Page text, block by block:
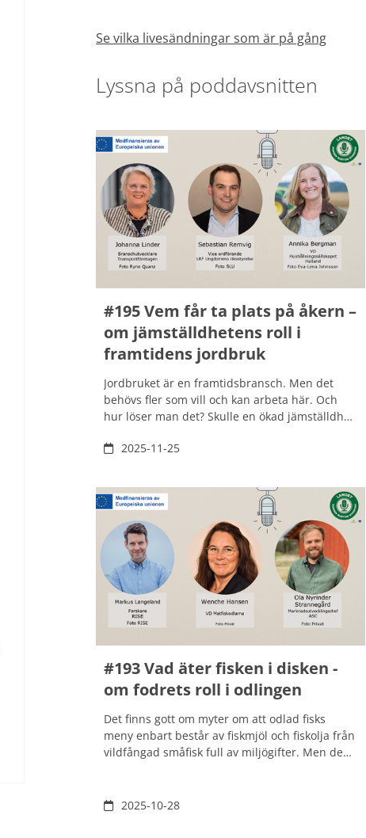
Se vilka livesändningar som är på gång
Lyssna på poddavsnitten
#195 Vem får ta plats på åkern –
om jämställdhetens roll i
framtidens jordbruk
Jordbruket är en framtidsbransch. Men det
behövs fler som vill och kan arbeta här. Och
hur löser man det? Skulle en ökad jämställdhet
jämställt jordbruk kan innebära för
2025-11-25
#193 Vad äter fisken i disken -
om fodrets roll i odlingen
Det finns gott om myter om att odlad fisks
meny enbart består av fiskmjöl och fiskolja från
vildfångad småfisk full av miljögifter. Men den
innovativa metoder testas som exempelvis
2025-10-28